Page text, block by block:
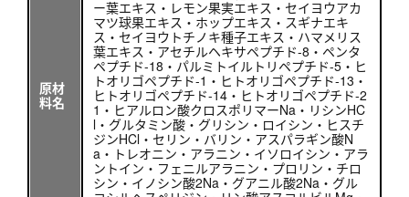
原材
料名
ー葉エキス・レモン果実エキス・セイヨウアカ
マツ球果エキス・ホップエキス・スギナエキ
ス・セイヨウトチノキ種子エキス・ハマメリス
葉エキス・アセチルヘキサペプチド-8・ペンタ
ペプチド-18・パルミトイルトリペプチド-5・ヒ
トオリゴペプチド-1・ヒトオリゴペプチド-13・
ヒトオリゴペプチド-14・ヒトオリゴペプチド-2
1・ヒアルロン酸クロスポリマーNa・リシンHC
l・グルタミン酸・グリシン・ロイシン・ヒスチ
ジンHCl・セリン・バリン・アスパラギン酸N
a・トレオニン・アラニン・イソロイシン・アラ
ントイン・フェニルアラニン・プロリン・チロ
シン・イノシン酸2Na・グアニル酸2Na・グル